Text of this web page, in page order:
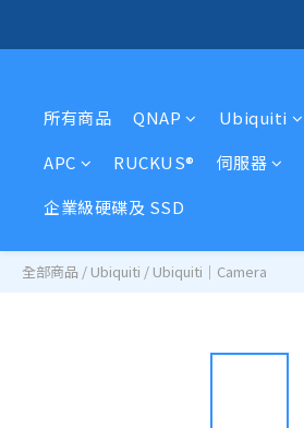
所有商品 QNAP Ubiquiti
APC
RUCKUS® 伺服器
企業級硬碟及 SSD
全部商品 / Ubiquiti / Ubiquiti｜Camera